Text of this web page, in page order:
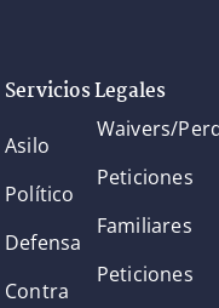
Servicios Legales
Asilo
Político
Defensa
Contra
Waivers/
Peticiones
Familiares
Peticiones